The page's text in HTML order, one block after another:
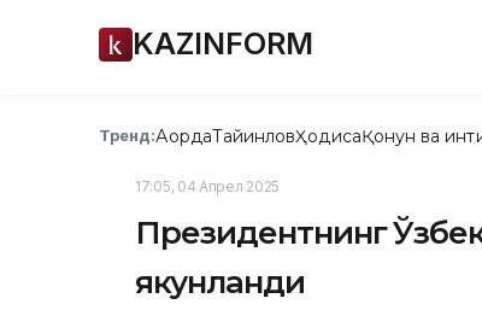
KAZINFORM
Тренд:АқордаТайинловҲодисаҚонун ва
17:05, 04 Апрел 2025
Президентнинг
якунланди